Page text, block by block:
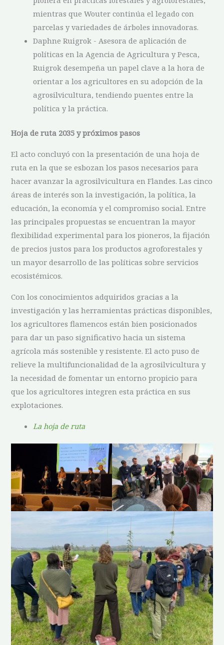
mientras que Wouter continúa el legado con
parcelas y variedades de árboles innovadoras.
Daphne Ruigrok - Asesora de aplicación de
políticas en la Agencia de Agricultura y Pesca,
Ruigrok desempeña un papel clave a la hora de
orientar a los agricultores en su adopción de la
agrosilvicultura, tendiendo puentes entre la
política y la práctica.
Hoja de ruta 2035 y próximos pasos
El acto concluyó con la presentación de una hoja de
ruta en la que se esbozan los pasos necesarios para
hacer avanzar la agrosilvicultura en Flandes. Las cinco
áreas de interés son la investigación, la política, la
educación, la economía y el compromiso social. Entre
las principales propuestas se encuentran la mayor
flexibilidad experimental para los pioneros, la fijación
de precios justos para los productos agroforestales y
un mayor desarrollo de las políticas sobre servicios
ecosistémicos.
Con los conocimientos adquiridos gracias a la
investigación y las herramientas prácticas disponibles,
los agricultores flamencos están bien posicionados
para dar un paso significativo hacia un sistema
agrícola más sostenible y resistente. El acto puso de
relieve la multifuncionalidad de la agrosilvicultura y
la necesidad de fomentar un entorno propicio para
que los agricultores integren esta práctica en sus
explotaciones.
La hoja de ruta